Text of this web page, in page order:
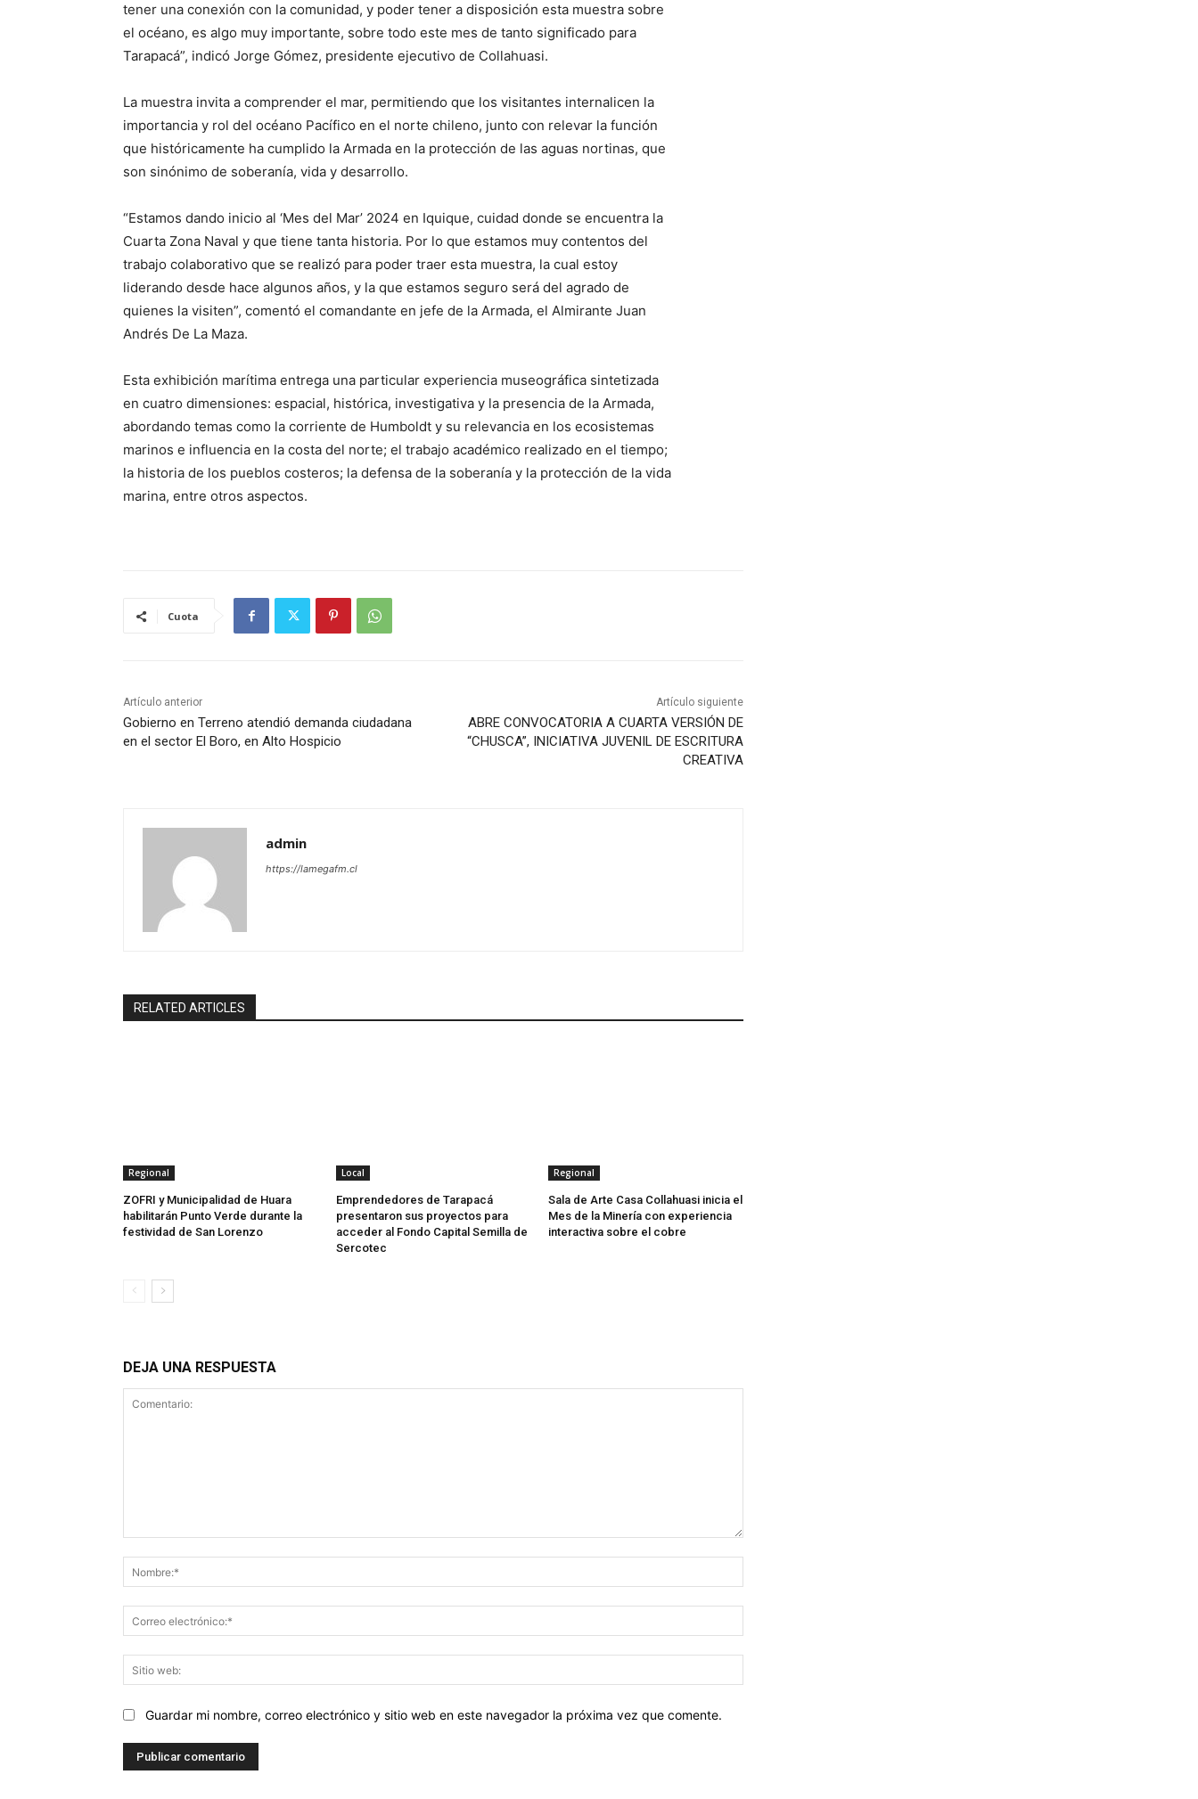
tener una conexión con la comunidad, y poder tener a disposición esta muestra sobre
el océano, es algo muy importante, sobre todo este mes de tanto significado para
Tarapacá”, indicó Jorge Gómez, presidente ejecutivo de Collahuasi.
La muestra invita a comprender el mar, permitiendo que los visitantes internalicen la
importancia y rol del océano Pacífico en el norte chileno, junto con relevar la función
que históricamente ha cumplido la Armada en la protección de las aguas nortinas, que
son sinónimo de soberanía, vida y desarrollo.
“Estamos dando inicio al ‘Mes del Mar’ 2024 en Iquique, cuidad donde se encuentra la
Cuarta Zona Naval y que tiene tanta historia. Por lo que estamos muy contentos del
trabajo colaborativo que se realizó para poder traer esta muestra, la cual estoy
liderando desde hace algunos años, y la que estamos seguro será del agrado de
quienes la visiten”, comentó el comandante en jefe de la Armada, el Almirante Juan
Andrés De La Maza.
Esta exhibición marítima entrega una particular experiencia museográfica sintetizada
en cuatro dimensiones: espacial, histórica, investigativa y la presencia de la Armada,
abordando temas como la corriente de Humboldt y su relevancia en los ecosistemas
marinos e influencia en la costa del norte; el trabajo académico realizado en el tiempo;
la historia de los pueblos costeros; la defensa de la soberanía y la protección de la vida
marina, entre otros aspectos.
Cuota
Artículo anterior
Gobierno en Terreno atendió demanda ciudadana
en el sector El Boro, en Alto Hospicio
Artículo siguiente
ABRE CONVOCATORIA A CUARTA VERSIÓN DE
“CHUSCA”, INICIATIVA JUVENIL DE ESCRITURA
CREATIVA
admin
https://lamegafm.cl
RELATED ARTICLES
Regional
ZOFRI y Municipalidad de Huara
habilitarán Punto Verde durante la
festividad de San Lorenzo
Local
Emprendedores de Tarapacá
presentaron sus proyectos para
acceder al Fondo Capital Semilla de
Sercotec
Regional
Sala de Arte Casa Collahuasi inicia el
Mes de la Minería con experiencia
interactiva sobre el cobre
DEJA UNA RESPUESTA
electrónico:*
web:
Guardar mi nombre, correo electrónico y sitio web en este navegador la próxima vez que comente.